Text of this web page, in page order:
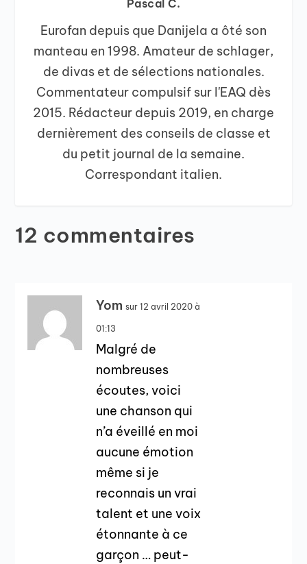
Pascal C.
Eurofan depuis que Danijela a ôté son
manteau en 1998. Amateur de schlager,
de divas et de sélections nationales.
Commentateur compulsif sur l'EAQ dès
2015. Rédacteur depuis 2019, en charge
dernièrement des conseils de classe et
du petit journal de la semaine.
Correspondant italien.
12 commentaires
Yom sur 12 avril 2020 à
01:13
Malgré de
nombreuses
écoutes, voici
une chanson qui
n’a éveillé en moi
aucune émotion
même si je
reconnais un vrai
talent et une voix
étonnante à ce
garçon … peut-